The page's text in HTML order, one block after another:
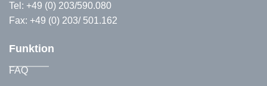
Tel: +49 (0) 203/590.080
Fax: +49 (0) 203/ 501.162
Funktion
FAQ